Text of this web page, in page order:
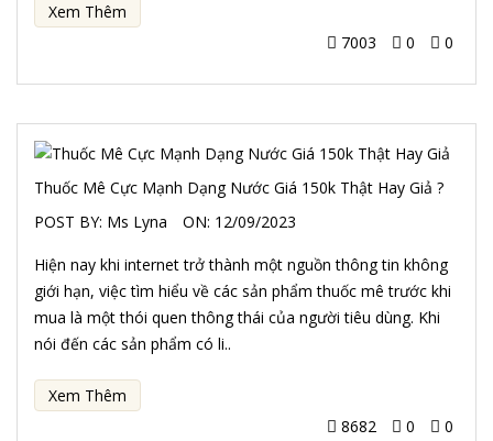
Xem Thêm
7003
0 0
Thuốc Mê Cực Mạnh Dạng Nước Giá 150k Thật Hay Giả ?
POST BY: Ms Lyna ON: 12/09/2023
Hiện nay khi internet trở thành một nguồn thông tin không
giới hạn, việc tìm hiểu về các sản phẩm thuốc mê trước khi
mua là một thói quen thông thái của người tiêu dùng. Khi
nói đến các sản phẩm có li..
Xem Thêm
8682
0 0